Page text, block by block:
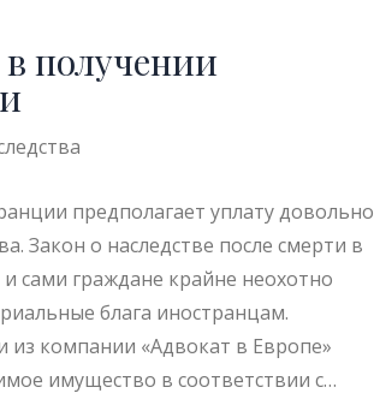
получении
предполагает уплату довольно
Закон о наследстве после смерти в
сами граждане крайне неохотно
блага иностранцам.
компании «Адвокат в Европе»
имущество в соответствии с…